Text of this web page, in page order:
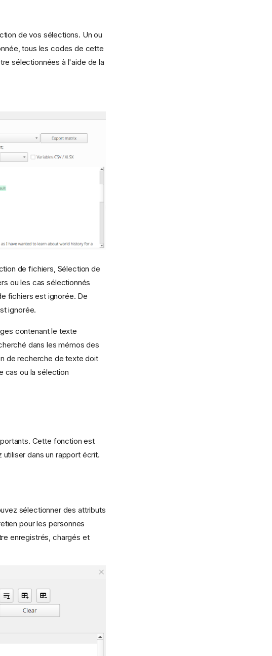
de vos sélections. Un ou
tous les codes de cette
sélectionnées à l'aide de la
de fichiers, Sélection de
ou les cas sélectionnés
fichiers est ignorée. De
ignorée.
contenant le texte
dans les mémos des
de recherche de texte doit
cas ou la sélection
Cette fonction est
dans un rapport écrit.
sélectionner des attributs
pour les personnes
enregistrés, chargés et